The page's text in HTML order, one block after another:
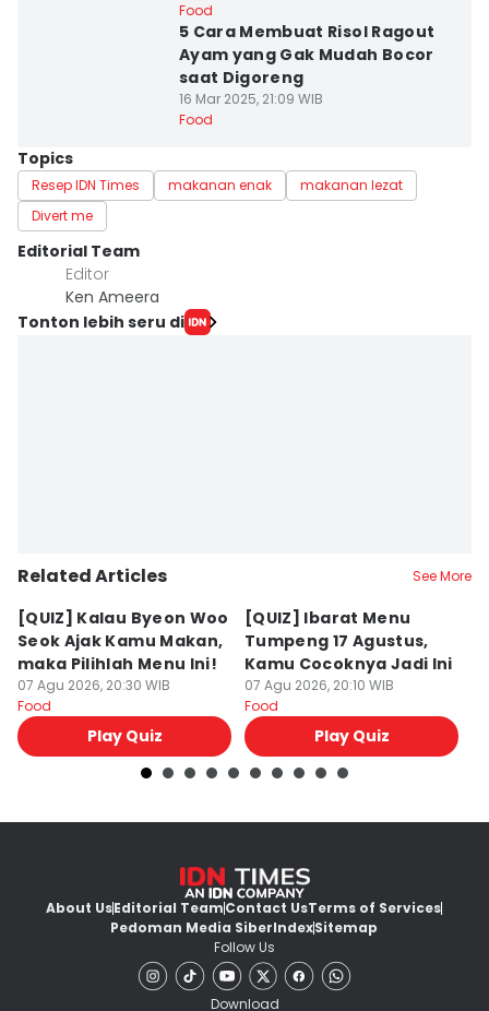
Food
5 Cara Membuat Risol Ragout
Ayam yang Gak Mudah Bocor
saat Digoreng
16 Mar 2025, 21:09 WIB
Food
Topics
Resep IDN Times makanan enak
makanan lezat
Divert me
Editorial Team
Editor
Ken Ameera
Tonton lebih seru di
Related Articles See More
[QUIZ] Kalau Byeon Woo
Seok Ajak Kamu Makan,
maka Pilihlah Menu Ini!
07 Agu 2026, 20:30 WIB
Food
Play Quiz
[QUIZ] Ibarat Menu
Tumpeng 17 Agustus,
Kamu Cocoknya Jadi Ini
07 Agu 2026, 20:10 WIB
Food
Play Quiz
About UsEditorial TeamContact UsTerms of Services
Pedoman Media SiberIndexSitemap
Follow Us
Download